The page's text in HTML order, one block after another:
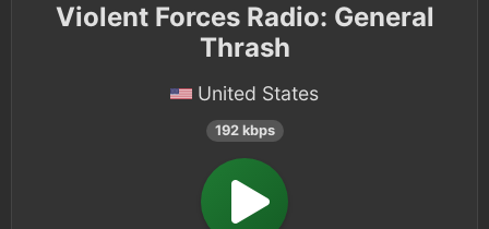
Violent Forces Radio: General
Thrash
United States
192 kbps